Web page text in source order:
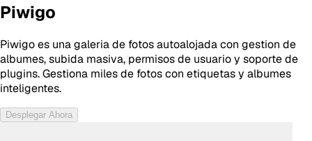
Piwigo
Piwigo es una galeria de fotos autoalojada con gestion de
albumes, subida masiva, permisos de usuario y soporte de
plugins. Gestiona miles de fotos con etiquetas y albumes
inteligentes.
Desplegar Ahora